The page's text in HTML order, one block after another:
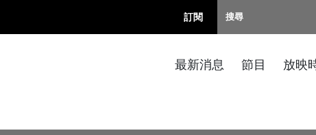
訂閱
最新消息 節目 放映